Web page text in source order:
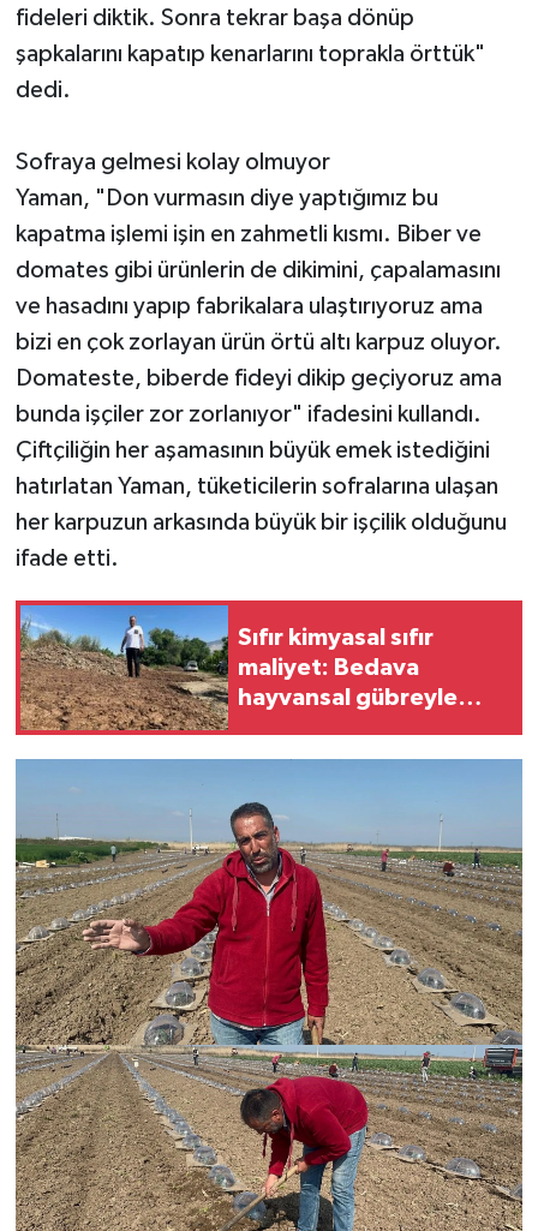
fideleri diktik. Sonra tekrar başa dönüp
şapkalarını kapatıp kenarlarını toprakla örttük"
dedi.
Sofraya gelmesi kolay olmuyor
Yaman, "Don vurmasın diye yaptığımız bu
kapatma işlemi işin en zahmetli kısmı. Biber ve
domates gibi ürünlerin de dikimini, çapalamasını
ve hasadını yapıp fabrikalara ulaştırıyoruz ama
bizi en çok zorlayan ürün örtü altı karpuz oluyor.
Domateste, biberde fideyi dikip geçiyoruz ama
bunda işçiler zor zorlanıyor" ifadesini kullandı.
Çiftçiliğin her aşamasının büyük emek istediğini
hatırlatan Yaman, tüketicilerin sofralarına ulaşan
her karpuzun arkasında büyük bir işçilik olduğunu
ifade etti.
Sıfır kimyasal sıfır
maliyet: Bedava
hayvansal gübreyle